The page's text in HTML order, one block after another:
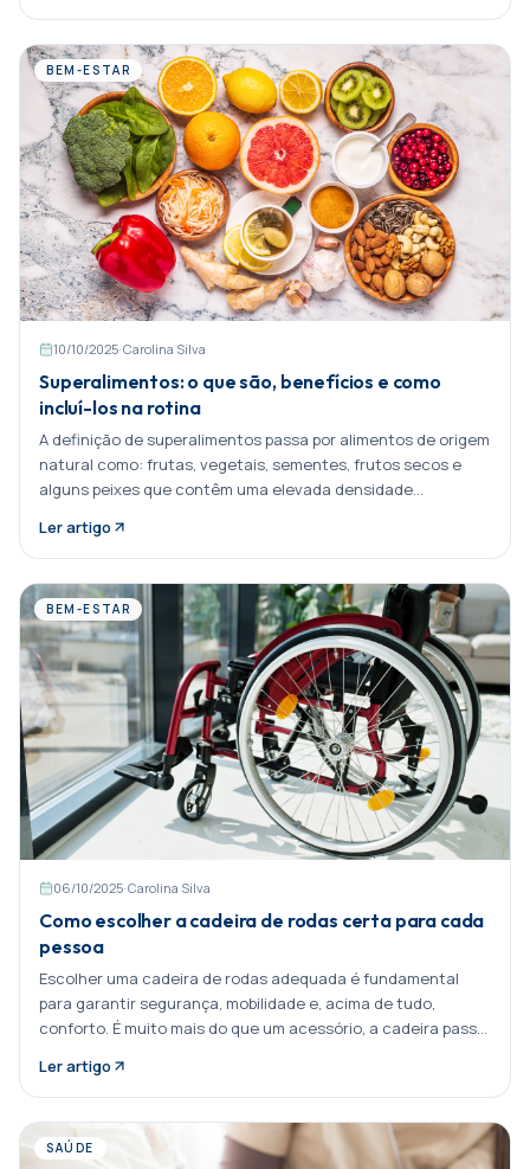
BEM-ESTAR
10/10/2025·Carolina Silva
Superalimentos: o que são, benefícios e como
incluí-los na rotina
A definição de superalimentos passa por alimentos de origem
natural como: frutas, vegetais, sementes, frutos secos e
alguns peixes que contêm uma elevada densidade
Ler artigo
BEM-ESTAR
06/10/2025·Carolina Silva
Como escolher a cadeira de rodas certa para cada
pessoa
Escolher uma cadeira de rodas adequada é fundamental
para garantir segurança, mobilidade e, acima de tudo,
conforto. É muito mais do que um acessório, a cadeira passa
Ler artigo
SAÚDE